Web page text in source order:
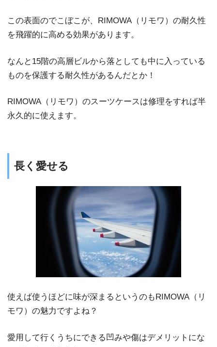
この表面のでこぼこが、RIMOWA（リモワ）の耐久性
を飛躍的に高める効果があります。
なんと15階の高層ビルから落としても中に入っている
ものを保護する耐久性があるんだとか！
RIMOWA（リモワ）のスーツケースは修理をすれば半
永久的に使えます。
長く愛せる
使えば使うほどに味が深まるというのもRIMOWA（リ
モワ）の魅力ですよね？
愛用して行くうちにできる凹みや傷はデメリットにな